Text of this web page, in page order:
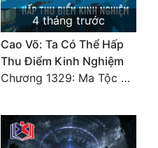
4 tháng trước
Cao Võ: Ta Có Thể Hấp
Thu Điểm Kinh Nghiệm
Chương 1329: Ma Tộc đại công chúa Thương Nguyệt